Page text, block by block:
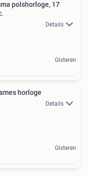
polshorloge, 17
Details
Gisteren
horloge
Details
Gisteren